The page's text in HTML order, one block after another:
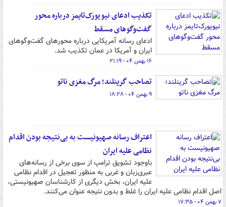
تکذیب ادعای نیویورک‌تایمز درباره محور
گفت‌وگوهای مسقط
ادعای رسانه آمریکایی درباره محورهای گفت‌وگوهای
ایران و آمریکا در عمان تکذیب شد.
۱۶ بهمن ۰۴ - ۲۱:۱۹
تصاحب گرینلند؛ مرگ مغزی ناتو
۹ بهمن ۰۴ - ۱۸:۲۸
اعتراف رسانه صهیونیست به بی‌نتیجه بودن اقدام
نظامی علیه ایران
باوجود تشویق ترامپ از سوی برخی از رسانه‌های
عبری‌زبان و غربی به منظور تعجیل در اقدام نظامی
علیه ایران، بخش دیگری از کارشناسان صهیونیستی،
اصل اقدام نظامی علیه ایران را غلط و بدون نتیجه عنوان می‌کنند.
۷ بهمن ۰۴ - ۱۷:۳۵